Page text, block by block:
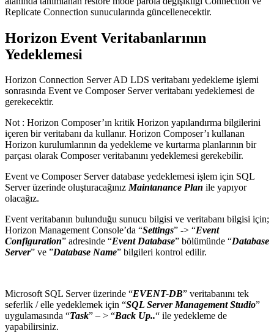
Replicate Connection sunucularında güncellenecektir.
Horizon Event Veritabanlarının
Yedeklemesi
Horizon Connection Server AD LDS veritabanı yedekleme işlemi
sonrasında Event ve Composer Server veritabanı yedeklemesi de
gerekecektir.
Not : Horizon Composer’ın kritik Horizon yapılandırma bilgilerini
içeren bir veritabanı da kullanır. Horizon Composer’ı kullanan
Horizon kurulumlarının da yedekleme ve kurtarma planlarının bir
parçası olarak Composer veritabanını yedeklemesi gerekebilir.
Event ve Composer Server database yedeklemesi işlem için SQL
Server üzerinde oluşturacağınızMaintanance Plan ile yapıyor
olacağız.
Event veritabanın bulunduğu sunucu bilgisi ve veritabanı bilgisi için;
Horizon Management Console’da “Settings” -> “Event
Configuration” adresinde “Event Database” bölümünde “Database
Server” ve ”Database Name” bilgileri kontrol edilir.
Microsoft SQL Server üzerinde “EVENT-DB” veritabanını tek
seferlik / elle yedeklemek için “SQL Server Management Studio”
uygulamasında “Task” – > “Back Up..“ ile yedekleme de
yapabilirsiniz.